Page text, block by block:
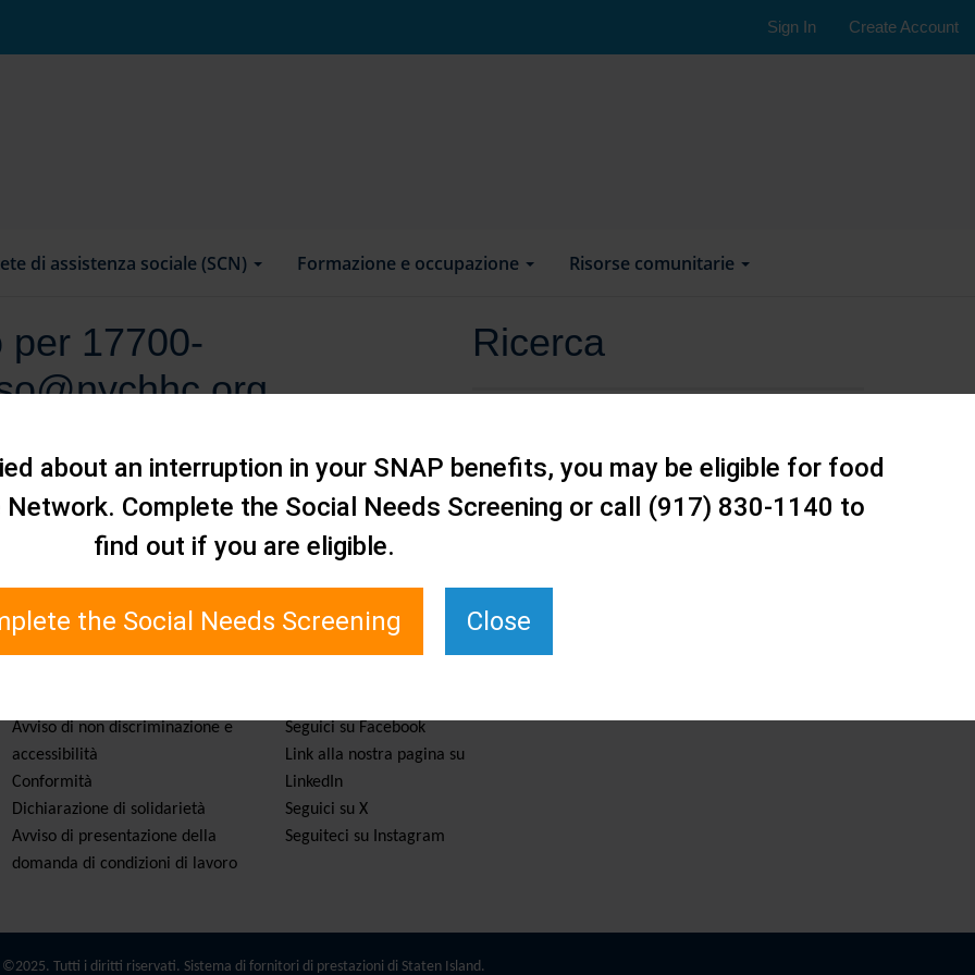
di assistenza sociale (SCN) Formazione e occupazione Risorse comunitarie
per 17700-
Ricerca
Avviso di non discriminazione e
accessibilità
Conformità
Dichiarazione di solidarietà
Avviso di presentazione della
domanda di condizioni di lavoro
Seguici su Facebook
Link alla nostra pagina su
LinkedIn
Seguici su X
Seguiteci su Instagram
©2025. Tutti i diritti riservati. Sistema di fornitori di prestazioni di Staten Island.
Sign In Create Account
about an interruption in your SNAP benefits, you may be eligible for food
Complete the Social Needs Screening or call (917) 830-1140 to
find out if you are eligible.
the Social Needs Screening Close